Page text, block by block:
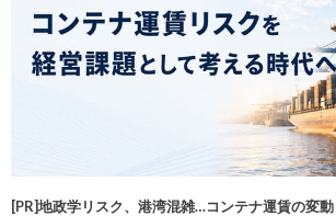
[PR]地政学リスク、港湾混雑…コンテナ運賃の変